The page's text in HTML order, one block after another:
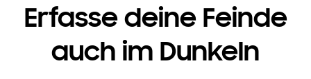
Erfasse deine Feinde
auch im Dunkeln